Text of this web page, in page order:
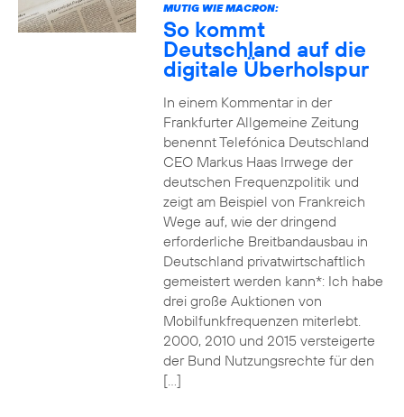
MUTIG WIE MACRON:
So kommt
Deutschland auf die
digitale Überholspur
In einem Kommentar in der
Frankfurter Allgemeine Zeitung
benennt Telefónica Deutschland
CEO Markus Haas Irrwege der
deutschen Frequenzpolitik und
zeigt am Beispiel von Frankreich
Wege auf, wie der dringend
erforderliche Breitbandausbau in
Deutschland privatwirtschaftlich
gemeistert werden kann*: Ich habe
drei große Auktionen von
Mobilfunkfrequenzen miterlebt.
2000, 2010 und 2015 versteigerte
der Bund Nutzungsrechte für den
[…]